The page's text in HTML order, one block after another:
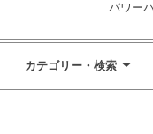
パワー
カテゴリー・検索